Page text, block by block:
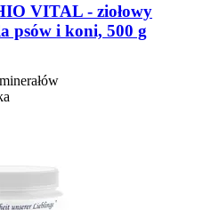
VITAL -​ ziołowy
psów i koni, 500 g